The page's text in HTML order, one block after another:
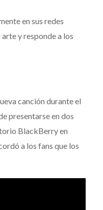
en sus redes
y responde a los
canción durante el
presentarse en dos
BlackBerry en
a los fans que los